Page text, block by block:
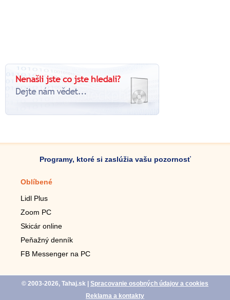
Programy, ktoré si zaslúžia vašu pozornosť
Oblíbené
Lidl Plus
Zoom PC
Skicár online
Peňažný denník
FB Messenger na PC
© 2003-2026, Tahaj.sk
Spracovanie osobných údajov a cookies
Reklama a kontakty